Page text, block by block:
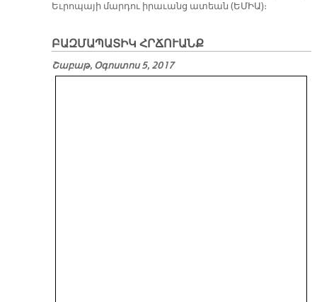
Եւրոպայի մարդու իրաւանց ատեան (ԵՄԻԱ)։
ԲԱԶՄԱՊԱՏԻԿ ՀՐՃՈՒԱՆՔ
Շաբաթ, Օգոստոս 5, 2017